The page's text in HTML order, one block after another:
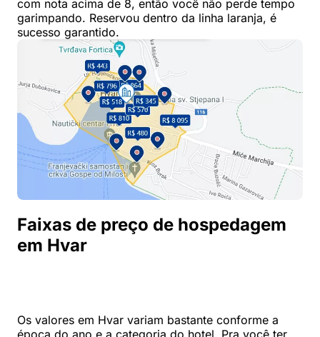
com nota acima de 8, então você não perde tempo
garimpando. Reservou dentro da linha laranja, é
sucesso garantido.
Faixas de preço de hospedagem
em Hvar
Os valores em Hvar variam bastante conforme a